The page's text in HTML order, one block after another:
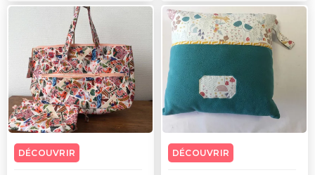
DÉCOUVRIR DÉCOUVRIR